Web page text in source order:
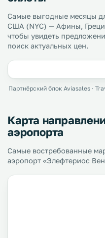
Самые выгодные месяцы
США (NYC) — Афины,
чтобы увидеть
поиск актуальных цен.
Партнёрский блок Aviasales ·
Карта
аэропорта
Самые востребованные
аэропорт «Элефтериос